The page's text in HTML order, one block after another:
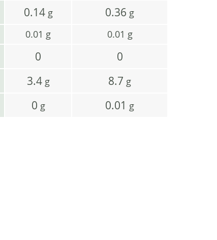
0.14 g 0.36 g
0.01 g 0.01 g
0 0
3.4 g 8.7 g
0 g 0.01 g